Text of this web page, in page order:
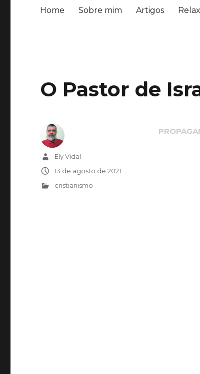
Home Sobre mim Artigos
O Pastor de
AutorEly Vidal
Publicado
em
13 de agosto de 2021
Categorias
cristianismo